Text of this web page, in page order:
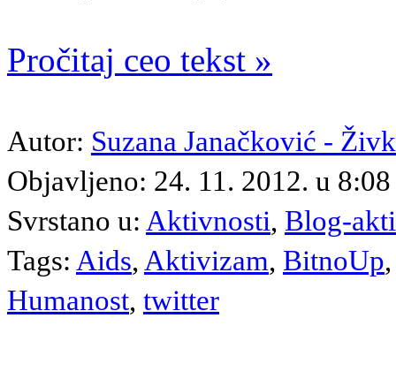
Pročitaj ceo tekst »
Autor: Suzana Janačković -
Objavljeno: 24. 11. 2012. u
Svrstano u: Aktivnosti, Blog-
Tags: Aids, Aktivizam, BitnoUp
Humanost, twitter